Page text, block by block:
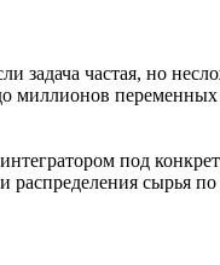
задача частая, но
миллионов
под
распределения сырья